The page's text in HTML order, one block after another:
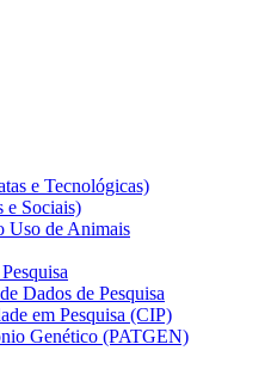
e Tecnológicas)
e Sociais)
Uso de Animais
Dados de Pesquisa
em Pesquisa (CIP)
Genético (PATGEN)